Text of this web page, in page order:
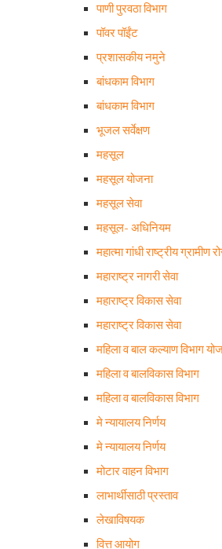
पाणी पुरवठा विभाग
पॉवर पॉईंट
प्रशासकीय नमुने
बांधकाम विभाग
बांधकाम विभाग
भूजल सर्वेक्षण
महसूल
महसूल योजना
महसूल सेवा
महसूल- अधिनियम
महात्मा गांधी राष्ट्रीय ग्रामीण
महाराष्ट्र नागरी सेवा
महाराष्ट्र विकास सेवा
महाराष्ट्र विकास सेवा
महिला व बाल कल्याण विभाग
महिला व बालविकास विभाग
महिला व बालविकास विभाग
मे न्यायालय निर्णय
मे न्यायालय निर्णय
मोटार वाहन विभाग
लाभार्थीसाठी प्रस्ताव
लेखाविषयक
वित्त आयोग